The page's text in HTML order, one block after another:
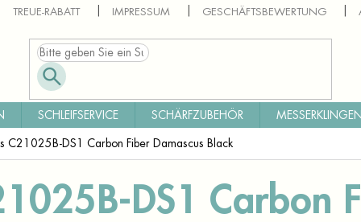
TREUE-RABATT IMPRESSUM GESCHÄFTSBEWERTUNG
SCHLEIFSERVICE SCHÄRFZUBEHÖR
C21025B-DS1 Carbon Fiber Damascus Black
DS1 Carbon